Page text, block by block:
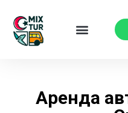
Аренда